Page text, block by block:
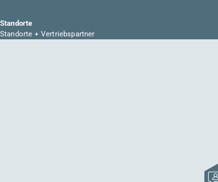
Standorte
Standorte + Vertriebspartner